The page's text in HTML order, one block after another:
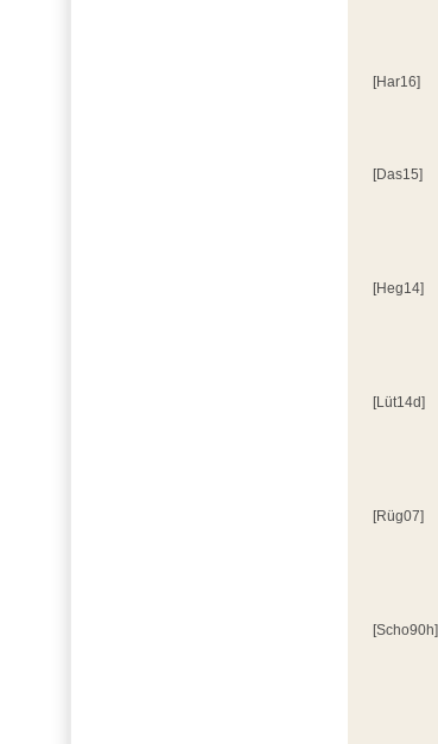
[Har16]
[Das15]
[Heg14]
[Lüt14d]
[Rüg07]
[Scho90h]